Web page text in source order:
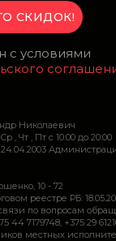
с условиями
Николаевич
, Чт , Пт c 10:00 до 20:00
10 - 72
реестре РБ:
по вопросам
7179748, +375 29
местных